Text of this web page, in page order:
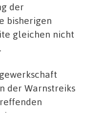
der
bisherigen
gleichen nicht
der Warnstreiks